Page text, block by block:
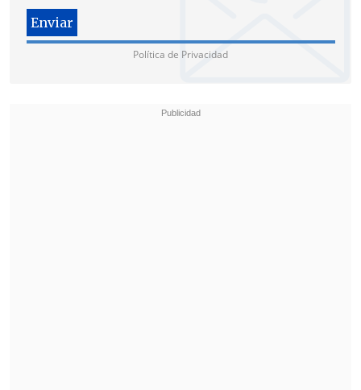
Política de Privacidad